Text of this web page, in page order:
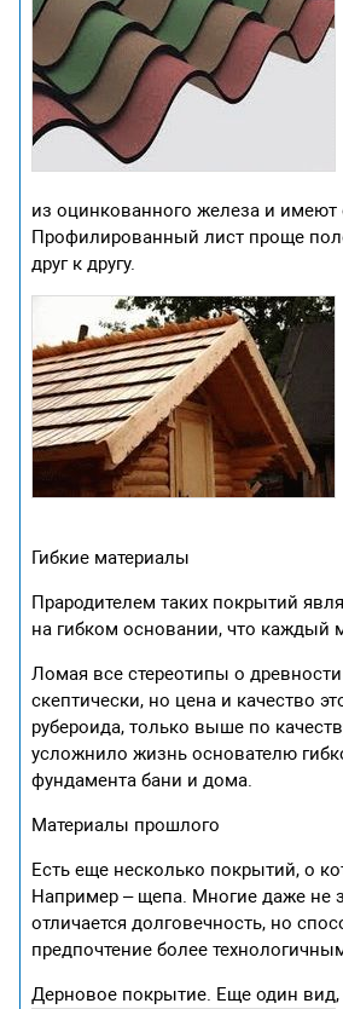
из оцинкованного железа и имеют
Профилированный лист проще
друг к другу.
Гибкие материалы
Прародителем таких покрытий
на гибком основании, что каждый
Ломая все стереотипы о
скептически, но цена и качество
рубероида, только выше по
усложнило жизнь основателю
фундамента бани и дома.
Материалы прошлого
Есть еще несколько покрытий, о
Например – щепа. Многие даже не
отличается долговечность, но
предпочтение более
Дерновое покрытие. Еще один